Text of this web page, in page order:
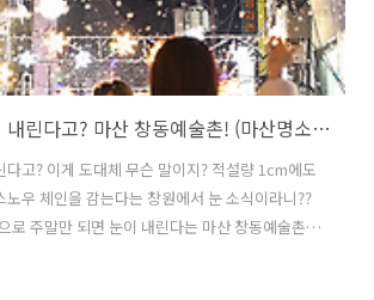
주말만 되면 눈이 내린다고? 마산 창동예술촌! (마산명소/창원명소)
다고? 이게 도대체 무슨 말이지? 적설량 1cm에도
노우 체인을 감는다는 창원에서 눈 소식이라니??
로 주말만 되면 눈이 내린다는 마산 창동예술촌을
인지 공영 주차장은 물론 유료주차장도 만석입니